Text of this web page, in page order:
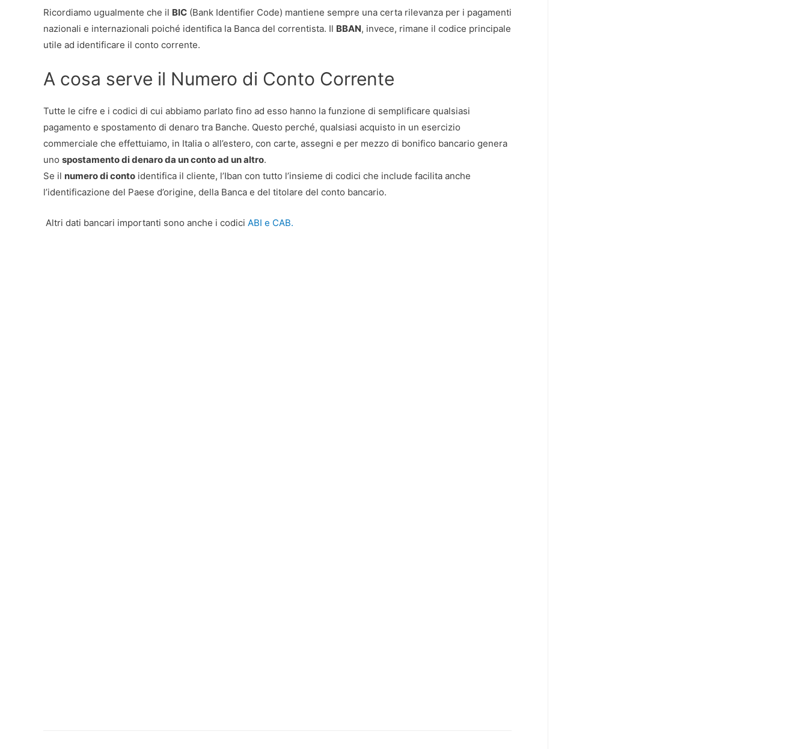
Ricordiamo ugualmente che il BIC (Bank Identifier Code) mantiene sempre una certa rilevanza per i pagamenti
nazionali e internazionali poiché identifica la Banca del correntista. Il BBAN, invece, rimane il codice principale
utile ad identificare il conto corrente.
A cosa serve il Numero di Conto Corrente
Tutte le cifre e i codici di cui abbiamo parlato fino ad esso hanno la funzione di semplificare qualsiasi
pagamento e spostamento di denaro tra Banche. Questo perché, qualsiasi acquisto in un esercizio
commerciale che effettuiamo, in Italia o all’estero, con carte, assegni e per mezzo di bonifico bancario genera
uno spostamento di denaro da un conto ad un altro.
Se il numero di conto identifica il cliente, l’Iban con tutto l’insieme di codici che include facilita anche
l’identificazione del Paese d’origine, della Banca e del titolare del conto bancario.
Altri dati bancari importanti sono anche i codici ABI e CAB.